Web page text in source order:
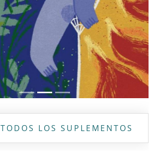
TODOS LOS SUPLEMENTOS